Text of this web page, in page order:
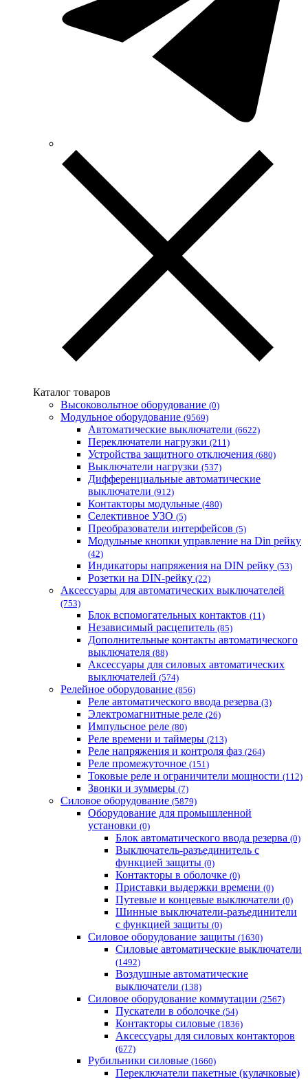
Technosystems (Украина)
TEKPAN (Турция)
TeleTec (Украина)
Vargo (Украина)
Vector VS
Vimar (Италия)
Volter (Украина)
Volterm (Украина)
Wago (Германия)
АС Привод (Украина)
АСКО-УКРЕМ (Украина)
Запорожский завод цветных металлов (ЗЗЦМ)
Каблекс Одесса
Мегомметр (Украина)
Промфактор
Термофит
Укрэнерго-Альянс (Украина)
Каталог товаров
Высоковольтное оборудование (0)
Модульное оборудование (9569)
Автоматические выключатели (6622)
Переключатели нагрузки (211)
Устройства защитного отключения (680)
Выключатели нагрузки (537)
Дифференциальные автоматические
выключатели (912)
Контакторы модульные (480)
Селективное УЗО (5)
Преобразователи интерфейсов (5)
Модульные кнопки управление на Din рейку
(42)
Индикаторы напряжения на DIN рейку (53)
Розетки на DIN-рейку (22)
Аксессуары для автоматических выключателей
(753)
Блок вспомогательных контактов (11)
Независимый расцепитель (85)
Дополнительные контакты автоматического
выключателя (88)
Аксессуары для силовых автоматических
выключателей (574)
Релейное оборудование (856)
Реле автоматического ввода резерва (3)
Электромагнитные реле (26)
Импульсное реле (80)
Реле времени и таймеры (213)
Реле напряжения и контроля фаз (264)
Реле промежуточное (151)
Токовые реле и ограничители мощности (112)
Звонки и зуммеры (7)
Силовое оборудование (5879)
Оборудование для промышленной
установки (0)
Блок автоматического ввода резерва (0)
Выключатель-разъединитель с
функцией защиты (0)
Контакторы в оболочке (0)
Приставки выдержки времени (0)
Путевые и концевые выключатели (0)
Шинные выключатели-разъединители
с функцией защиты (0)
Силовое оборудование защиты (1630)
Силовые автоматические выключатели
(1492)
Воздушные автоматические
выключатели (138)
Силовое оборудование коммутации (2567)
Пускатели в оболочке (54)
Контакторы силовые (1836)
Аксессуары для силовых контакторов
(677)
Рубильники силовые (1660)
Переключатели пакетные (кулачковые)